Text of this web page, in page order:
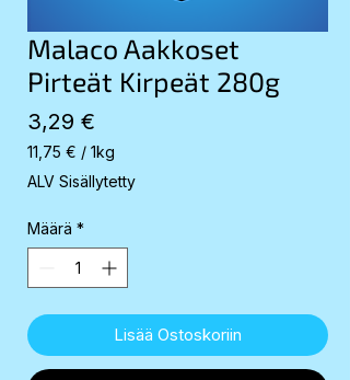
Malaco Aakkoset
Pirteät Kirpeät 280g
3,29 €
11,75 € / 1kg
11,75 €
per
Kilogram
ALV Sisällytetty
Määrä *
Lisää Ostoskoriin